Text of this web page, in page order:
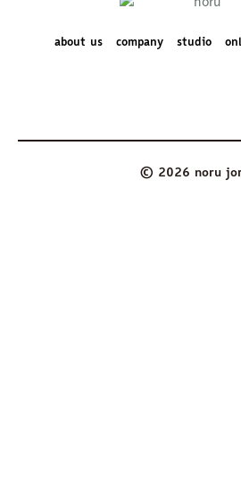
about us company studio
© 2026 noru